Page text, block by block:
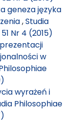
geneza języka
,Studia
Nr 4 (2015)
w
wyrażeń i
Philosophiae